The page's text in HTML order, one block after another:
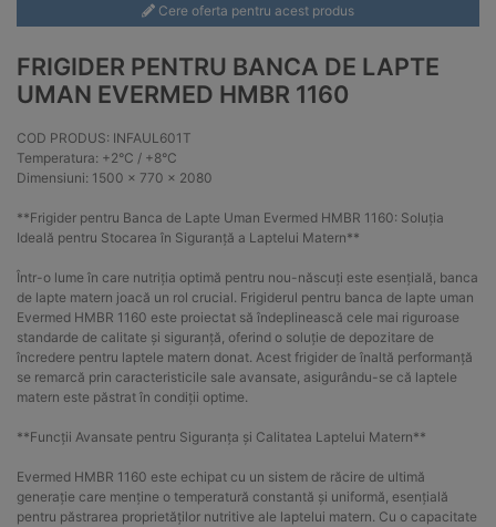
Cere oferta pentru acest produs
FRIGIDER PENTRU BANCA DE LAPTE
UMAN EVERMED HMBR 1160
COD PRODUS: INFAUL601T
Temperatura: +2°C / +8°C
Dimensiuni: 1500 x 770 x 2080
**Frigider pentru Banca de Lapte Uman Evermed HMBR 1160: Soluția
Ideală pentru Stocarea în Siguranță a Laptelui Matern**
Într-o lume în care nutriția optimă pentru nou-născuți este esențială, banca
de lapte matern joacă un rol crucial. Frigiderul pentru banca de lapte uman
Evermed HMBR 1160 este proiectat să îndeplinească cele mai riguroase
standarde de calitate și siguranță, oferind o soluție de depozitare de
încredere pentru laptele matern donat. Acest frigider de înaltă performanță
se remarcă prin caracteristicile sale avansate, asigurându-se că laptele
matern este păstrat în condiții optime.
**Funcții Avansate pentru Siguranța și Calitatea Laptelui Matern**
Evermed HMBR 1160 este echipat cu un sistem de răcire de ultimă
generație care menține o temperatură constantă și uniformă, esențială
pentru păstrarea proprietăților nutritive ale laptelui matern. Cu o capacitate